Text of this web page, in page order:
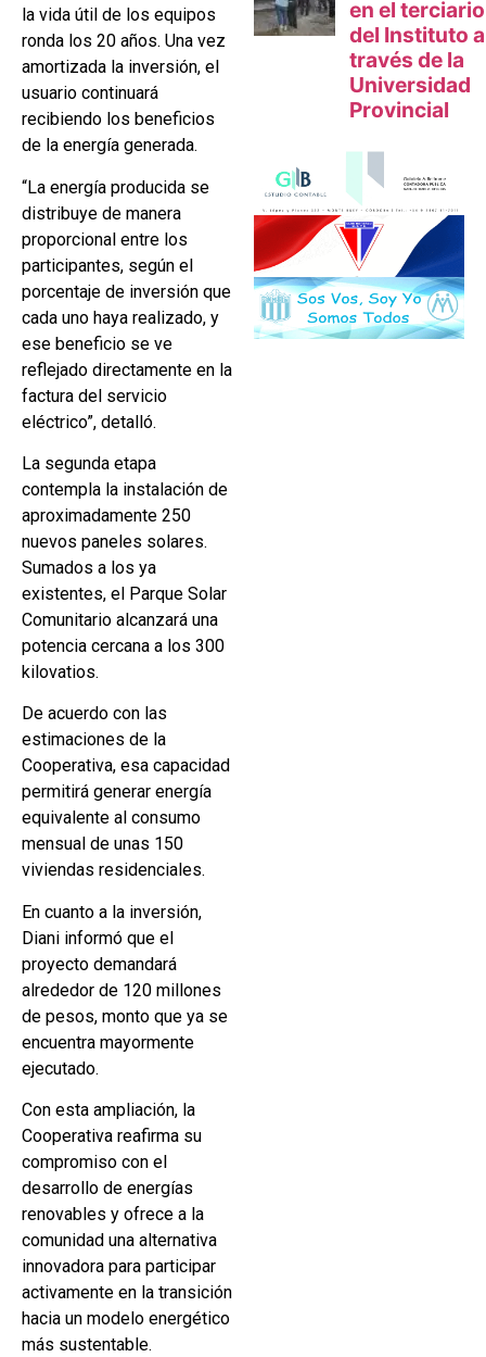
la vida útil de los equipos
ronda los 20 años. Una vez
amortizada la inversión, el
usuario continuará
recibiendo los beneficios
de la energía generada.
“La energía producida se
distribuye de manera
proporcional entre los
participantes, según el
porcentaje de inversión que
cada uno haya realizado, y
ese beneficio se ve
reflejado directamente en la
factura del servicio
eléctrico”, detalló.
La segunda etapa
contempla la instalación de
aproximadamente 250
nuevos paneles solares.
Sumados a los ya
existentes, el Parque Solar
Comunitario alcanzará una
potencia cercana a los 300
kilovatios.
De acuerdo con las
estimaciones de la
Cooperativa, esa capacidad
permitirá generar energía
equivalente al consumo
mensual de unas 150
viviendas residenciales.
En cuanto a la inversión,
Diani informó que el
proyecto demandará
alrededor de 120 millones
de pesos, monto que ya se
encuentra mayormente
ejecutado.
Con esta ampliación, la
Cooperativa reafirma su
compromiso con el
desarrollo de energías
renovables y ofrece a la
comunidad una alternativa
innovadora para participar
activamente en la transición
hacia un modelo energético
más sustentable.